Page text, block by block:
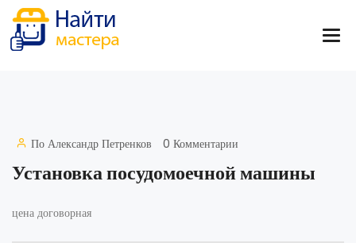
По Александр Петренков 0 Комментарии
Установка посудомоечной машины
цена договорная